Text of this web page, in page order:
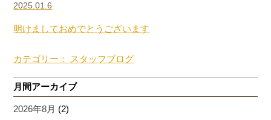
2025.01.6
明けましておめでとうございます
カテゴリー： スタッフブログ
月間アーカイブ
2026年8月 (2)